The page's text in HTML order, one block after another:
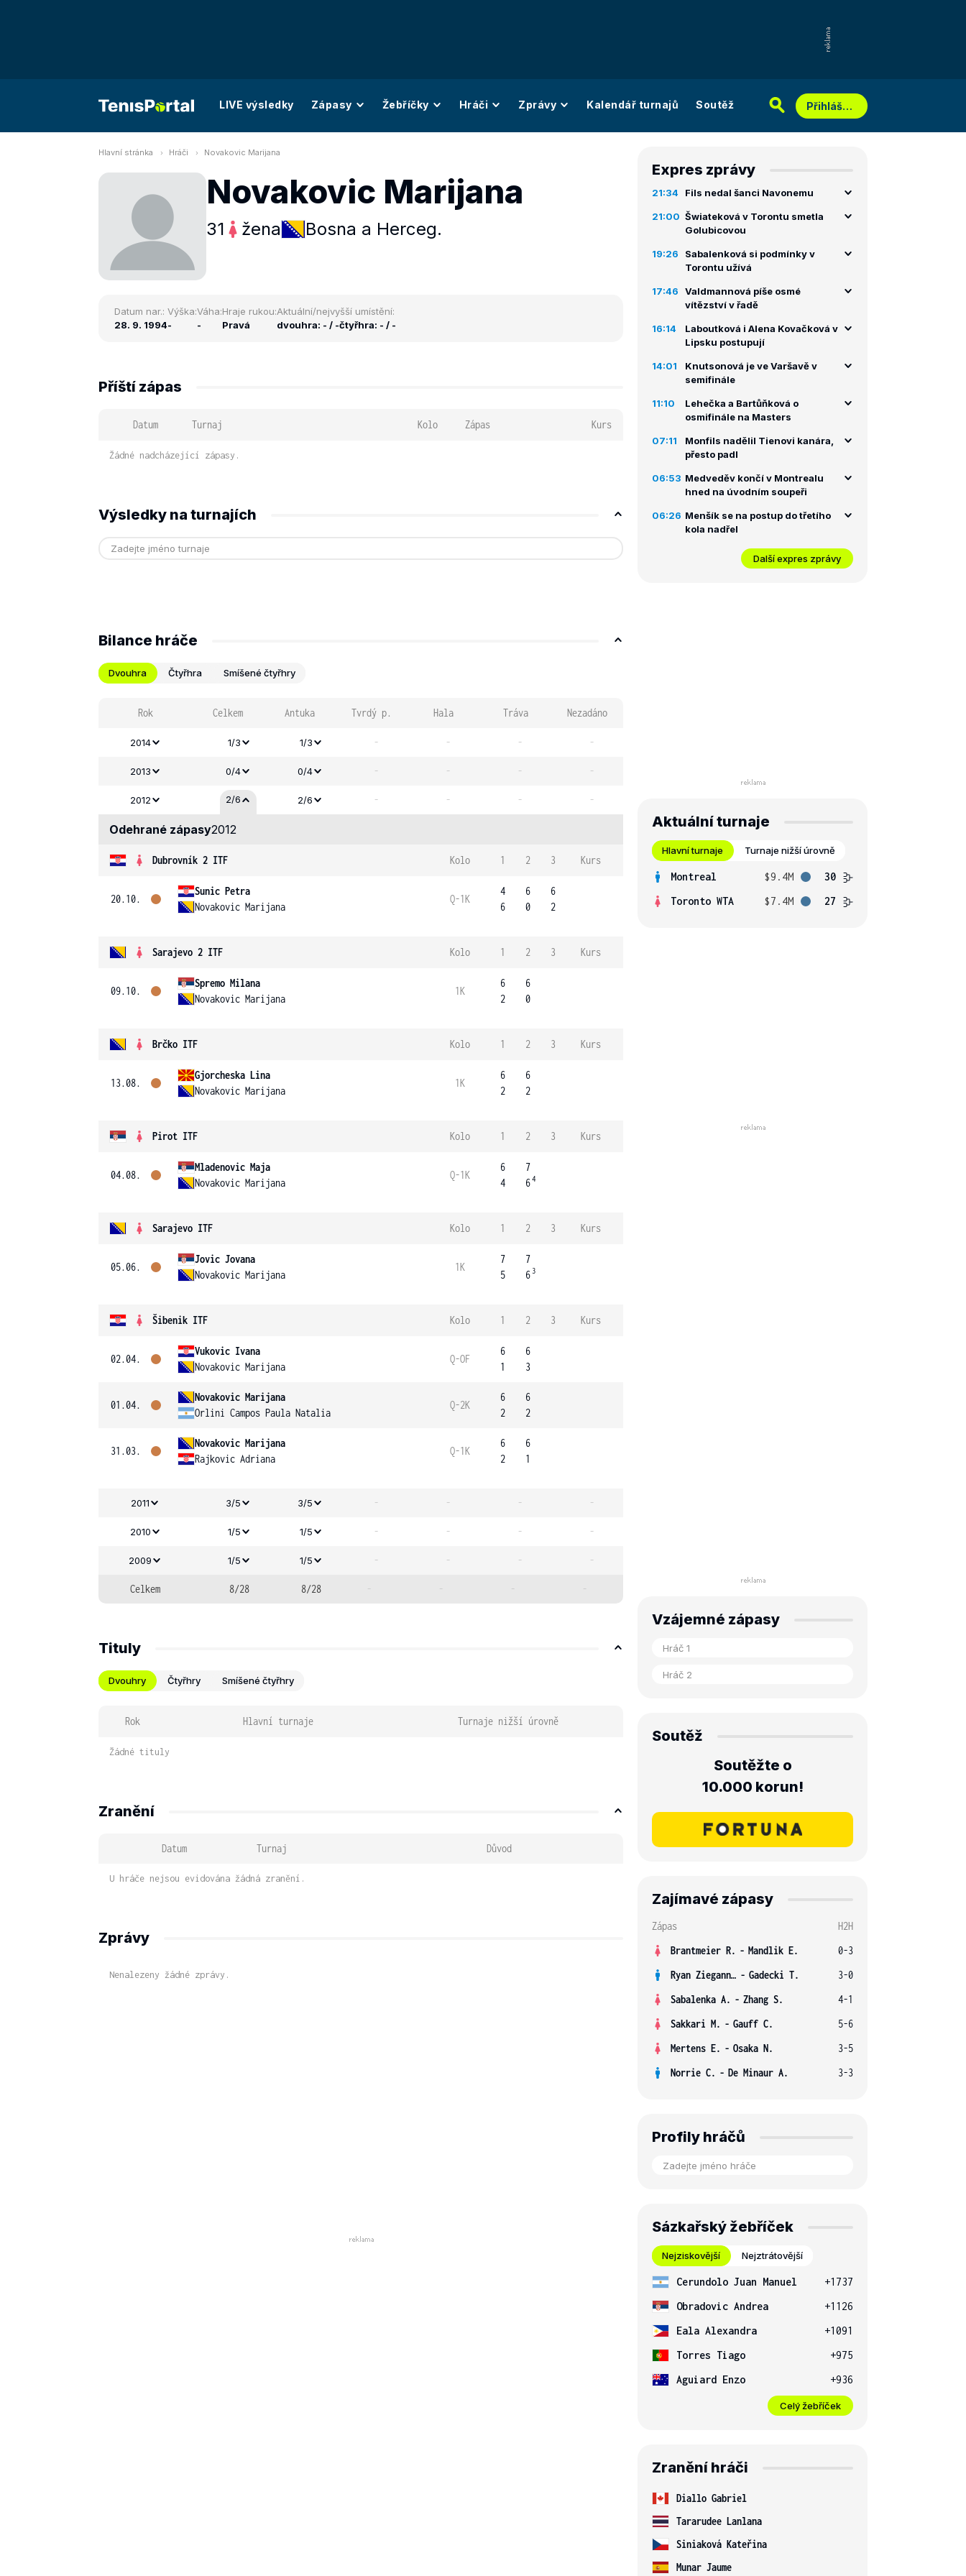
LIVE výsledky Zápasy Žebříčky Hráči Zprávy Kalendář turnajů Soutěž Přihlášení
Hlavní stránka Hráči Novakovic Marijana
Novakovic Marijana
31 žena Bosna a Herceg.
Datum nar.:
28. 9. 1994
Výška:
-
Váha:
-
Hraje rukou:
Pravá
Aktuální/nejvyšší umístění:
dvouhra: - / -čtyřhra: - / -
Příští zápas
Datum Turnaj Kolo Zápas Kurs
Žádné nadcházející zápasy.
Výsledky na turnajích
Bilance hráče
Dvouhra Čtyřhra Smíšené čtyřhry
Rok Celkem Antuka Tvrdý p. Hala Tráva Nezadáno
2014 1/3 1/3 - - - -
2013 0/4 0/4 - - - -
2012 2/6 2/6 - - - -
Odehrané zápasy2012
Dubrovník 2 ITF Kolo 1 2 3 Kurs
20.10.
Sunic Petra
Novakovic Marijana
Q-1K
4
6
6
0
6
2
Sarajevo 2 ITF Kolo 1 2 3 Kurs
09.10.
Spremo Milana
Novakovic Marijana
1K
6
2
6
0
Brčko ITF Kolo 1 2 3 Kurs
13.08.
Gjorcheska Lina
Novakovic Marijana
1K
6
2
6
2
Pirot ITF Kolo 1 2 3 Kurs
04.08.
Mladenovic Maja
Novakovic Marijana
Q-1K
6
4
7
64
Sarajevo ITF Kolo 1 2 3 Kurs
05.06.
Jovic Jovana
Novakovic Marijana
1K
7
5
7
6 3
Šibenik ITF Kolo 1 2 3 Kurs
02.04.
Vukovic Ivana
Novakovic Marijana
Q-OF
6
1
6
3
01.04.
Novakovic Marijana
Orlini Campos Paula Natalia
Q-2K
6
2
6
2
31.03.
Novakovic Marijana
Rajkovic Adriana
Q-1K
6
2
6
1
2011 3/5 3/5 - - - -
2010 1/5 1/5 - - - -
2009 1/5 1/5 - - - -
Celkem 8/28 8/28 - - - -
Tituly
Dvouhry Čtyřhry Smíšené čtyřhry
Rok Hlavní turnaje Turnaje nižší úrovně
Žádné tituly
Zranění
Datum Turnaj Důvod
U hráče nejsou evidována žádná zranění.
Zprávy
Nenalezeny žádné zprávy.
Expres zprávy
21:34 Fils nedal šanci Navonemu
21:00 Šwiateková v Torontu smetla
Golubicovou
19:26
Sabalenková si podmínky v
Torontu užívá
17:46
Valdmannová píše osmé
vítězství v řadě
16:14
Laboutková i Alena Kovačková v
Lipsku postupují
14:01
Knutsonová je ve Varšavě v
semifinále
11:10
Lehečka a Bartůňková o
osmifinále na Masters
07:11
Monfils nadělil Tienovi kanára,
přesto padl
06:53 Medveděv končí v Montrealu
hned na úvodním soupeři
06:26 Menšík se na postup do třetího
kola nadřel
Další expres zprávy
Aktuální turnaje
Hlavní turnaje Turnaje nižší úrovně
Montreal $9.4M
30
Toronto WTA
$7.4M 27
Vzájemné zápasy
Soutěž
Soutěžte o
10.000 korun!
Zajímavé zápasy
Zápas
H2H
Brantmeier R. - Mandlik E.
0-3
Ryan Ziegann S. - Gadecki T.
3-0
Sabalenka A. - Zhang S.
4-1
Sakkari M. - Gauff C.
5-6
Mertens E. - Osaka N.
3-5
Norrie C. - De Minaur A. 3-3
Profily hráčů
Sázkařský žebříček
Nejziskovější Nejztrátovější
Cerundolo Juan Manuel
+1737
Obradovic Andrea
+1126
Eala Alexandra
+1091
Torres Tiago
+975
Aguiard Enzo
+936
Celý žebříček
Zranění hráči
Diallo Gabriel
Tararudee Lanlana
Siniaková Kateřina
Munar Jaume